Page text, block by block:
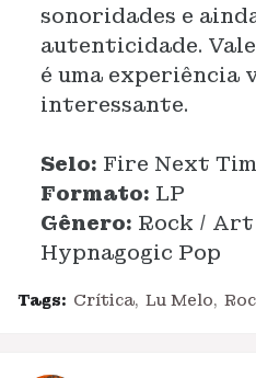
sonoridades e
autenticidade.
é uma experiência
interessante.
Selo: Fire Next
Formato: LP
Gênero: Rock / Art
Hypnagogic Pop
Tags: Crítica Lu Melo